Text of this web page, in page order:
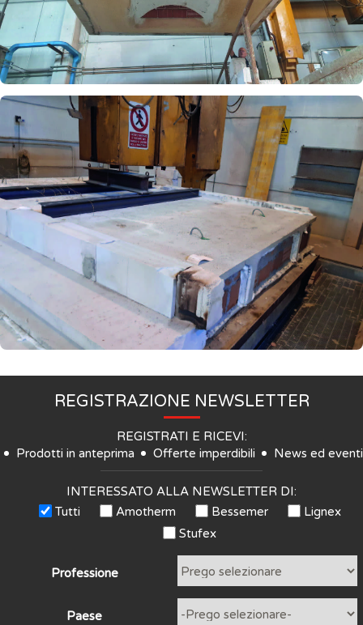
REGISTRAZIONE NEWSLETTER
REGISTRATI E RICEVI:
Prodotti in anteprima
Offerte imperdibili News ed eventi
INTERESSATO ALLA NEWSLETTER DI:
Tutti
Amotherm Bessemer
Lignex
Stufex
Professione
Paese